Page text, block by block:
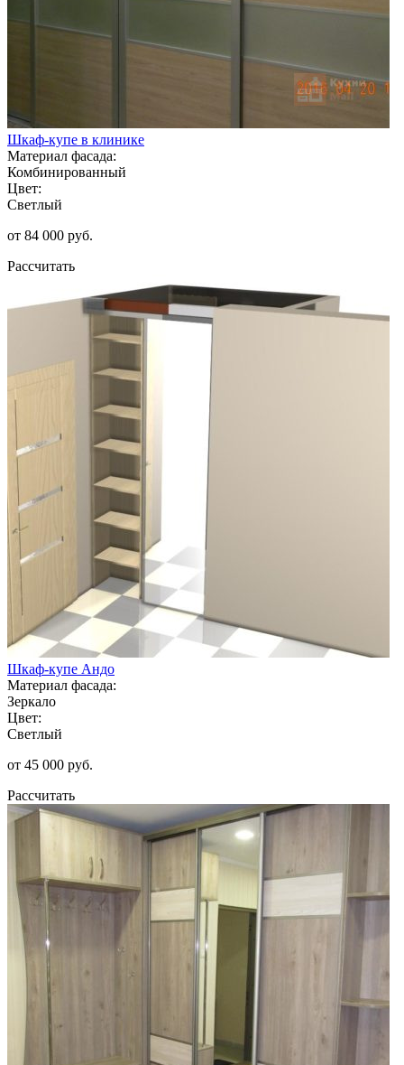
Шкаф-купе в клинике
Материал фасада:
Комбинированный
Цвет:
Светлый
от 84 000 руб.
Рассчитать
Шкаф-купе Андо
Материал фасада:
Зеркало
Цвет:
Светлый
от 45 000 руб.
Рассчитать